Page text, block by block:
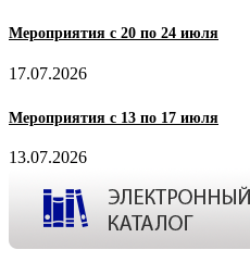
Мероприятия с 20 по 24 июля
17.07.2026
Мероприятия с 13 по 17 июля
13.07.2026